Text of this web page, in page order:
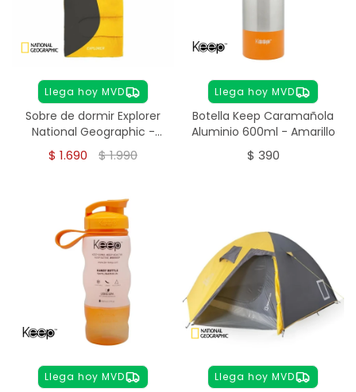
Llega hoy MVD
Sobre de dormir Explorer
National Geographic -
Amarrillo
$ 1.690 $1.990
Llega hoy MVD
Botella Keep Caramañola
Aluminio 600ml - Amarillo
$ 390
Llega hoy MVD Llega hoy MVD